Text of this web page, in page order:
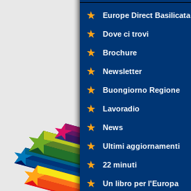
Europe Direct Basilicata
Dove ci trovi
Brochure
Newsletter
Buongiorno Regione
Lavoradio
News
Ultimi aggiornamenti
22 minuti
Un libro per l'Europa